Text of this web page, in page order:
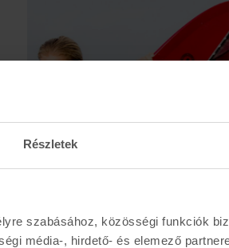
Részletek
szabásához, közösségi funkciók
média-, hirdető- és elemező